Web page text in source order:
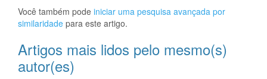
Você também pode iniciar uma pesquisa avançada por
similaridade para este artigo.
Artigos mais lidos pelo mesmo(s)
autor(es)